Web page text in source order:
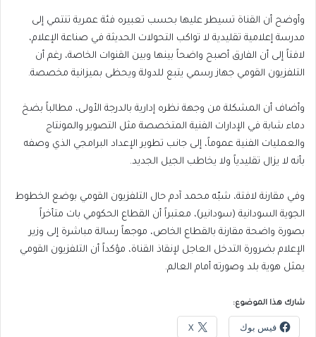
وأوضح أن القناة تسيطر عليها بحسب تعبيره فئة عمرية تنتمي إلى
مدرسة إعلامية تقليدية لا تواكب التحولات الحديثة في صناعة الإعلام،
لافتاً إلى أن الفارق أصبح واضحاً بينها وبين القنوات الخاصة، رغم أن
التلفزيون القومي جهاز رسمي يتبع للدولة ويحظى بميزانية مخصصة.
وأضاف أن المشكلة من وجهة نظره إدارية بالدرجة الأولى، مطالباً بضخ
دماء شابة في الإدارات الفنية المتخصصة مثل التصوير والمونتاج
والعمليات الفنية عموماً، إلى جانب تطوير الإعداد البرامجي الذي وصفه
بأنه لا يزال تقليدياً ولا يخاطب الجيل الجديد.
وفي مقارنة لافتة، شبّه محمد آدم حال التلفزيون القومي بوضع الخطوط
الجوية السودانية (سودانير)، معتبراً أن القطاع الحكومي بات متأخراً
بصورة واضحة مقارنة بالقطاع الخاص، موجهاً رسالة مباشرة إلى وزير
الإعلام بضرورة التدخل العاجل لإنقاذ القناة، مؤكداً أن التلفزيون القومي
يمثل هوية بلد وصورته أمام العالم.
شارك هذا الموضوع:
فيس بوك X